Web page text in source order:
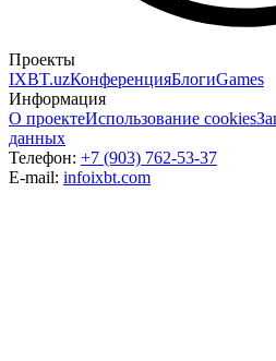
Проекты
IXBT.uzКонференцияБлогиGames
Информация
О проектеИспользование cookies
данных
Телефон: +7 (903) 762-53-37
E-mail: infoixbt.com